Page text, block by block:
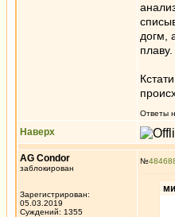
догм,
Ответы
Наверх
AG Condor
заблокирован
Зарегистрирован:
05.03.2019
Суждений: 1355
№